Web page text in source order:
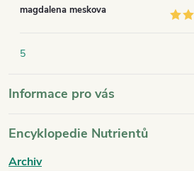
magdalena meskova
5
Informace pro vás
Encyklopedie Nutrientů
Archiv